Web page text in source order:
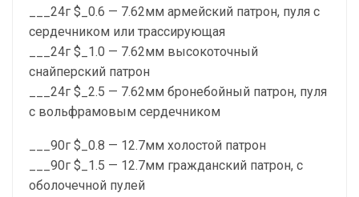
___24г $_0.6 — 7.62мм армейский патрон, пуля с
сердечником или трассирующая
___24г $_1.0 — 7.62мм высокоточный
снайперский патрон
___24г $_2.5 — 7.62мм бронебойный патрон, пуля
с вольфрамовым сердечником
___90г $_0.8 — 12.7мм холостой патрон
___90г $_1.5 — 12.7мм гражданский патрон, с
оболочечной пулей